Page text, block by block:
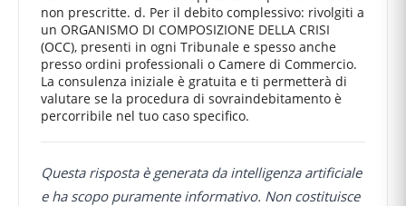
non prescritte. d. Per il debito complessivo: rivolgiti a
un ORGANISMO DI COMPOSIZIONE DELLA CRISI
(OCC), presenti in ogni Tribunale e spesso anche
presso ordini professionali o Camere di Commercio.
La consulenza iniziale è gratuita e ti permetterà di
valutare se la procedura di sovraindebitamento è
percorribile nel tuo caso specifico.
Questa risposta è generata da intelligenza artificiale
e ha scopo puramente informativo. Non costituisce